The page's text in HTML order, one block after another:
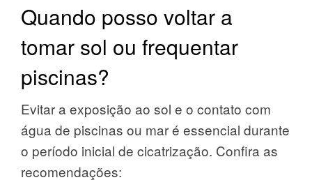
Quando posso voltar a
tomar sol ou frequentar
piscinas?
Evitar a exposição ao sol e o contato com
água de piscinas ou mar é essencial durante
o período inicial de cicatrização. Confira as
recomendações: